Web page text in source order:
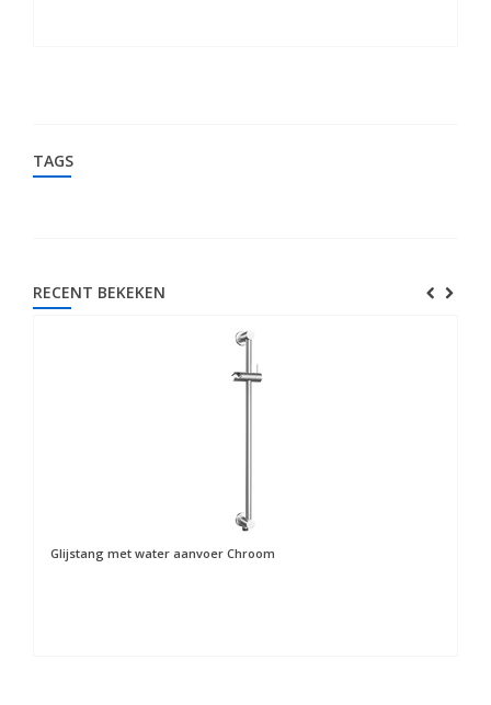
TAGS
RECENT BEKEKEN
Glijstang met water aanvoer Chroom